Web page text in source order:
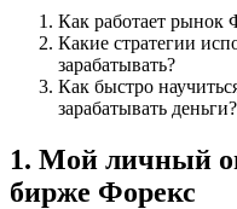
Как работает рынок
Какие стратегии
зарабатывать?
Как быстро
зарабатывать деньги?
1. Мой личный
бирже Форекс